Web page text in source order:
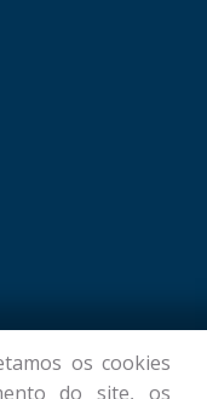
os cookies
do site, os